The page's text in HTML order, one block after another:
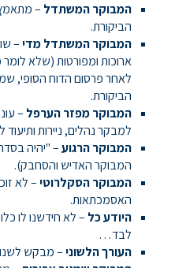
המבוקר המשתדל –
הביקורת.
המבוקר המשתדל מדי–
ארוכות ומפורטות (שלא לומר
לאחר פרסום הדוח הסופי,
הביקורת.
המבוקר מפזר הערפל –
למבקר נהלים, ניירות
המבוקר הרגוע– "יהיה
המבוקר האדיש והסחבק).
המבוקר הסקלרוטי– לא
האסמכתאות.
היודע כל – לא חידשנו לו
לבד…
העורך הלשוני– מבקש